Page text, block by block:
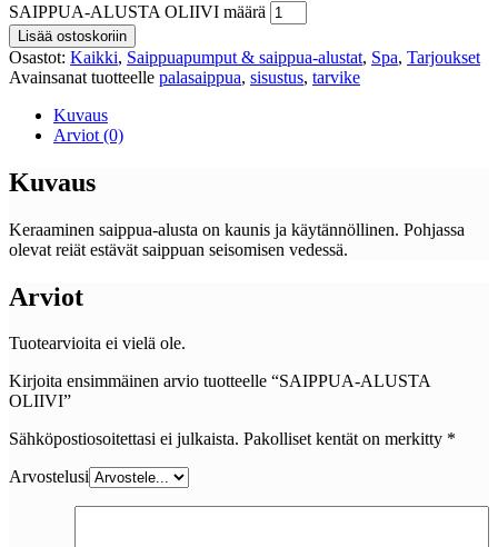
SAIPPUA-ALUSTA OLIIVI määrä
Lisää ostoskoriin
Osastot: Kaikki, Saippuapumput & saippua-alustat, Spa, Tarjoukset
Avainsanat tuotteelle palasaippua, sisustus, tarvike
Kuvaus
Arviot (0)
Kuvaus
Keraaminen saippua-alusta on kaunis ja käytännöllinen. Pohjassa
olevat reiät estävät saippuan seisomisen vedessä.
Arviot
Tuotearvioita ei vielä ole.
Kirjoita ensimmäinen arvio tuotteelle “SAIPPUA-ALUSTA
OLIIVI”
Sähköpostiosoitettasi ei julkaista. Pakolliset kentät on merkitty *
Arvostelusi